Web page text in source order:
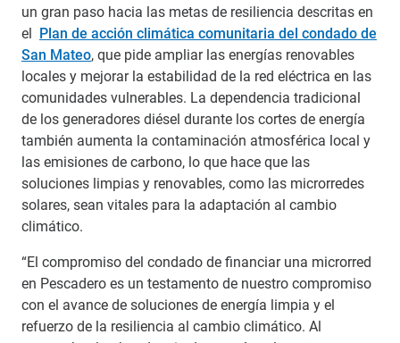
un gran paso hacia las metas de resiliencia descritas en
el Plan de acción climática comunitaria del condado de
San Mateo, que pide ampliar las energías renovables
locales y mejorar la estabilidad de la red eléctrica en las
comunidades vulnerables. La dependencia tradicional
de los generadores diésel durante los cortes de energía
también aumenta la contaminación atmosférica local y
las emisiones de carbono, lo que hace que las
soluciones limpias y renovables, como las microrredes
solares, sean vitales para la adaptación al cambio
climático.
“El compromiso del condado de financiar una microrred
en Pescadero es un testamento de nuestro compromiso
con el avance de soluciones de energía limpia y el
refuerzo de la resiliencia al cambio climático. Al